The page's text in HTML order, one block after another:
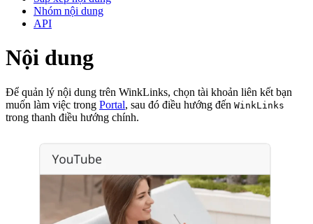
Nhóm nội dung
API
Nội dung
Để quản lý nội dung trên WinkLinks, chọn tài khoản liên kết bạn
muốn làm việc trong Portal, sau đó điều hướng đến WinkLinks
trong thanh điều hướng chính.